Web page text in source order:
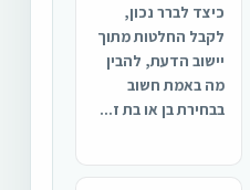
כיצד לברר נכון,
לקבל החלטות מתוך
יישוב הדעת, להבין
מה באמת חשוב
בבחירת בן או בת ז...